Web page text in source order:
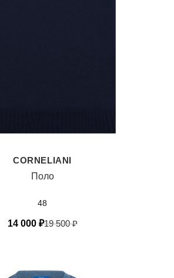
CORNELIANI
Поло
48
14 000 ₽19 500₽